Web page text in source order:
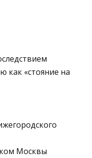
как «стояние на
Москвы